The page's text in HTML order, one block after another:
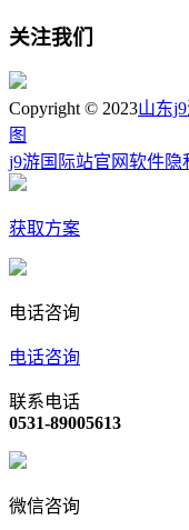
关注我们
Copyright © 2023山东
图
j9游国际站官网软件隐
获取方案
电话咨询
电话咨询
联系电话
0531-89005613
微信咨询